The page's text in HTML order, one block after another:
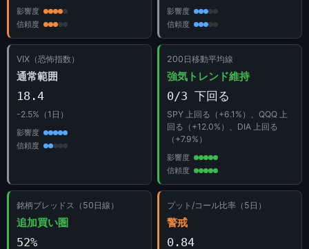
影響度
信頼度
影響度
信頼度
VIX（恐怖指数）
通常範囲
18.4
-2.5%（1日）
影響度
信頼度
200日移動平均線
強気トレンド維持
0/3 下回る
SPY 上回る（+6.1%）、QQQ 上
回る（+12.0%）、DIA 上回る
（+7.9%）
影響度
信頼度
銘柄ブレッドス（50日線）
追加買い圏
52%
プット/コール比率（5日）
警戒
0.84